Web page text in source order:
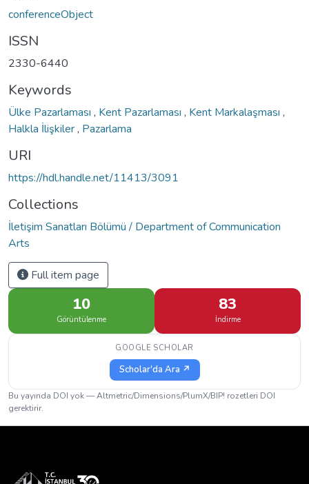
conferenceObject
ISSN
2330-6440
Keywords
Ülke Pazarlaması , Kent Pazarlaması , Kent Markalaşması ,
Halkla İlişkiler, Pazarlama
URI
https://hdl.handle.net/11413/3091
Collections
İletişim Sanatları Bölümü / Department of Communication
Arts
Full item page
10
Görüntülenme
83
İndirme
GOOGLE SCHOLAR
Scholar'da Ara ↗
Bu yayında DOI yok — Altmetric/Dimensions/PlumX/BIP! rozetleri DOI
gerektirir.